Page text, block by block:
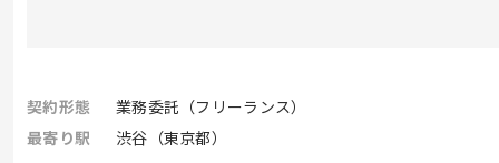
契約形態
業務委託（フリーランス）
最寄り駅
渋谷（東京都）